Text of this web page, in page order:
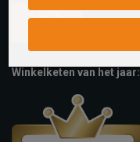
Winkelketen van het jaar: